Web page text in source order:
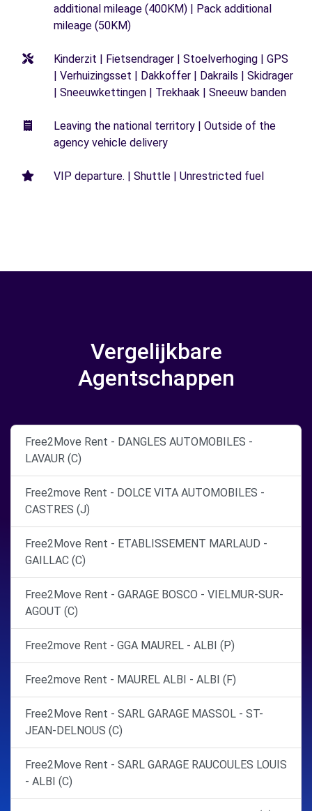
additional mileage (400KM) | Pack additional
mileage (50KM)
Kinderzit | Fietsendrager | Stoelverhoging | GPS
| Verhuizingsset | Dakkoffer | Dakrails | Skidrager
| Sneeuwkettingen | Trekhaak | Sneeuw banden
Leaving the national territory | Outside of the
agency vehicle delivery
VIP departure. | Shuttle | Unrestricted fuel
Vergelijkbare
Agentschappen
Free2Move Rent - DANGLES AUTOMOBILES -
LAVAUR (C)
Free2move Rent - DOLCE VITA AUTOMOBILES -
CASTRES (J)
Free2Move Rent - ETABLISSEMENT MARLAUD -
GAILLAC (C)
Free2Move Rent - GARAGE BOSCO - VIELMUR-SUR-
AGOUT (C)
Free2move Rent - GGA MAUREL - ALBI (P)
Free2move Rent - MAUREL ALBI - ALBI (F)
Free2Move Rent - SARL GARAGE MASSOL - ST-
JEAN-DELNOUS (C)
Free2Move Rent - SARL GARAGE RAUCOULES LOUIS
- ALBI (C)